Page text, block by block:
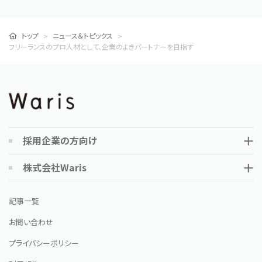
トップ
ニュース＆トピックス
フリーランスのプロ人材として、企業のよきパートナーを目指す
採用企業の方向け
株式会社Waris
記事一覧
お問い合わせ
プライバシーポリシー